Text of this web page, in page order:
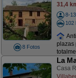
8 Fotos
31,4
8-
102
plazas
La
Casa